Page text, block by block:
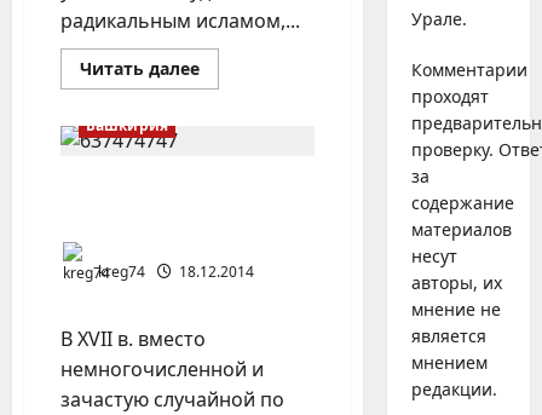
радикальным исламом,...
Читать далееПрочитать
больше
Башкирия
kreg74 18.12.2014
В XVII в. вместо
немногочисленной и
зачастую случайной по
Урале.
Комментарии
проходят
проверку.
за
содержание
материалов
несут
авторы, их
мнение не
является
мнением
редакции.